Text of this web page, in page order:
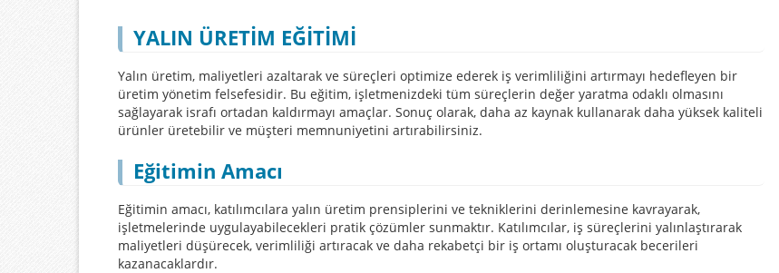
YALIN ÜRETİM EĞİTİMİ
Yalın üretim, maliyetleri azaltarak ve süreçleri optimize ederek iş verimliliğini artırmayı hedefleyen bir
üretim yönetim felsefesidir. Bu eğitim, işletmenizdeki tüm süreçlerin değer yaratma odaklı olmasını
sağlayarak israfı ortadan kaldırmayı amaçlar. Sonuç olarak, daha az kaynak kullanarak daha yüksek kaliteli
ürünler üretebilir ve müşteri memnuniyetini artırabilirsiniz.
Eğitimin Amacı
Eğitimin amacı, katılımcılara yalın üretim prensiplerini ve tekniklerini derinlemesine kavrayarak,
işletmelerinde uygulayabilecekleri pratik çözümler sunmaktır. Katılımcılar, iş süreçlerini yalınlaştırarak
maliyetleri düşürecek, verimliliği artıracak ve daha rekabetçi bir iş ortamı oluşturacak becerileri
kazanacaklardır.